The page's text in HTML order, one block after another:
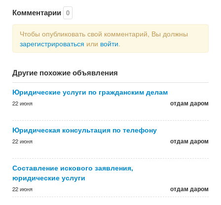
Комментарии 0
Чтобы опубликовать свой комментарий, Вы должны
зарегистрироваться или войти.
Другие похожие объявления
Юридические услуги по гражданским делам
22 июня отдам даром
Юридическая консультация по телефону
22 июня отдам даром
Составление искового заявления,
юридические услуги
22 июня отдам даром